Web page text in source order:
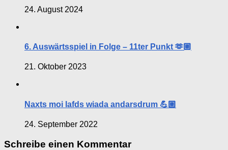
24. August 2024
6. Auswärtsspiel in Folge – 11ter Punkt 🫶🏼
21. Oktober 2023
Naxts moi lafds wiada andarsdrum 💪🏼
24. September 2022
Schreibe einen Kommentar